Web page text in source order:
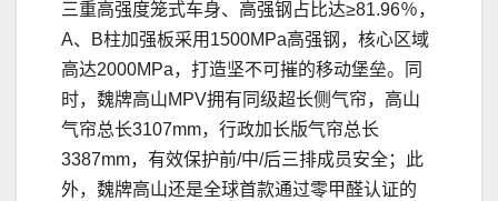
三重高强度笼式车身、高强钢占比达≥81.96％，
A、B柱加强板采用1500MPa高强钢，核心区域
高达2000MPa，打造坚不可摧的移动堡垒。同
时，魏牌高山MPV拥有同级超长侧气帘，高山
气帘总长3107mm，行政加长版气帘总长
3387mm，有效保护前/中/后三排成员安全；此
外，魏牌高山还是全球首款通过零甲醛认证的